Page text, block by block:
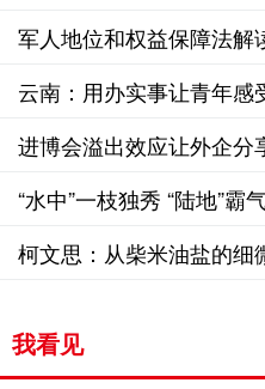
军人地位和权益保障法解
云南：用办实事让青年感
进博会溢出效应让外企分
“水中”一枝独秀 “陆地”霸
柯文思：从柴米油盐的细
我看见